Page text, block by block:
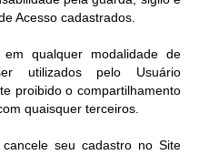
Acesso cadastrados.
qualquer modalidade de
utilizados pelo Usuário
proibido o compartilhamento
quaisquer terceiros.
seu cadastro no Site